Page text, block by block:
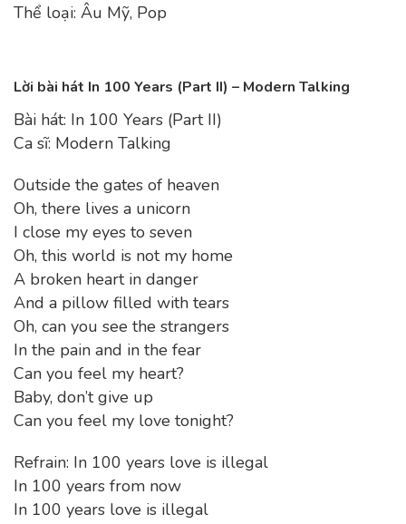
Thể loại: Âu Mỹ, Pop
Lời bài hát In 100 Years (Part II) – Modern Talking
Bài hát: In 100 Years (Part II)
Ca sĩ: Modern Talking
Outside the gates of heaven
Oh, there lives a unicorn
I close my eyes to seven
Oh, this world is not my home
A broken heart in danger
And a pillow filled with tears
Oh, can you see the strangers
In the pain and in the fear
Can you feel my heart?
Baby, don’t give up
Can you feel my love tonight?
Refrain: In 100 years love is illegal
In 100 years from now
In 100 years love is illegal